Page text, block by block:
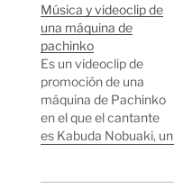
(Son aburridas,
simplemente caen
bolas de metal y a
veces pasan cosas de
forma aleatoria) pero el
anuncio de la televisión
para promocionar la
nueva máquina…
Música y videoclip de
una máquina de
pachinko
Es un videoclip de
promoción de una
máquina de Pachinko
en el que el cantante
es Kabuda Nobuaki, un